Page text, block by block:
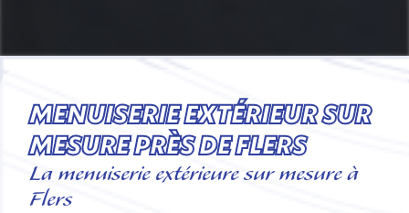
MENUISERIE EXTÉRIEUR SUR
MESURE PRÈS DE FLERS
La menuiserie extérieure sur mesure à
Flers